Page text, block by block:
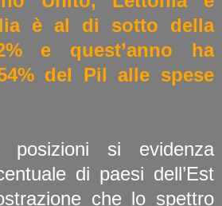
è al di sotto della
e quest’anno ha
del Pil alle spese
si evidenza
di paesi dell’Est
che lo spettro